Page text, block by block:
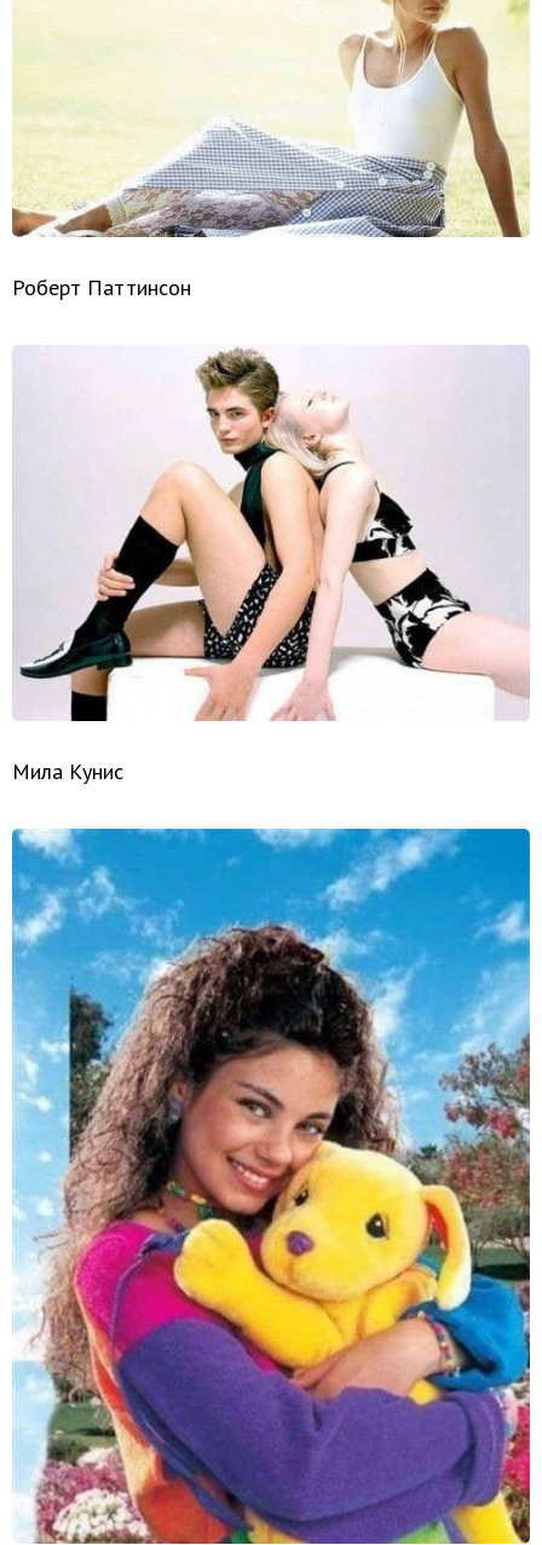
Роберт Паттинсон
Мила Кунис